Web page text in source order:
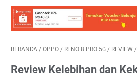
BERANDA / OPPO / RENO 8 PRO 5G / REVIEW /
Review Kelebihan dan